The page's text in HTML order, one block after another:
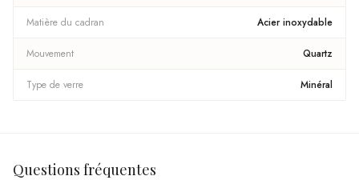
Matière du cadran Acier inoxydable
Mouvement Quartz
Type de verre Minéral
Questions fréquentes